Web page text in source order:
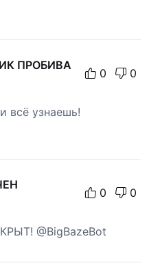
ПРОБИВА
0 0
узнаешь!
0 0
@BigBazeBot